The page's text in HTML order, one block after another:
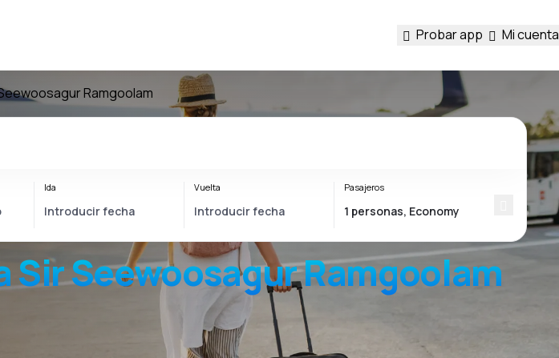
Probar app Mi cuenta
Ramgoolam
Sir Seewoosagur Ramgoolam
Ida Vuelta Pasajeros